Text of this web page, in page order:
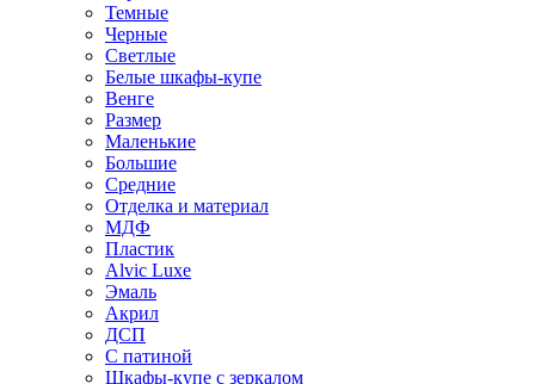
Темные
Черные
Светлые
Белые шкафы-купе
Венге
Размер
Маленькие
Большие
Средние
Отделка и материал
МДФ
Пластик
Alvic Luxe
Эмаль
Акрил
ДСП
С патиной
Шкафы-купе с зеркалом